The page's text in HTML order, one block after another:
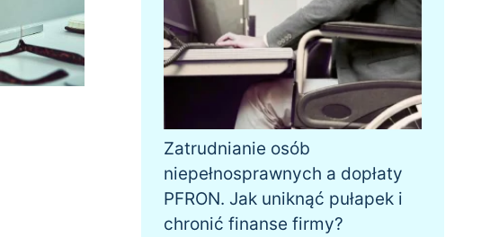
Zatrudnianie osób
niepełnosprawnych a dopłaty
PFRON. Jak uniknąć pułapek i
chronić finanse firmy?